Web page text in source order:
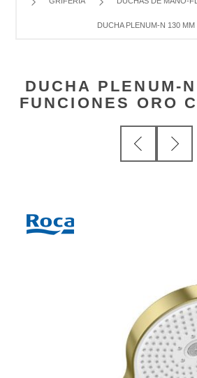
DUCHA PLENUM-N 130
DUCHA PLENUM-
FUNCIONES ORO